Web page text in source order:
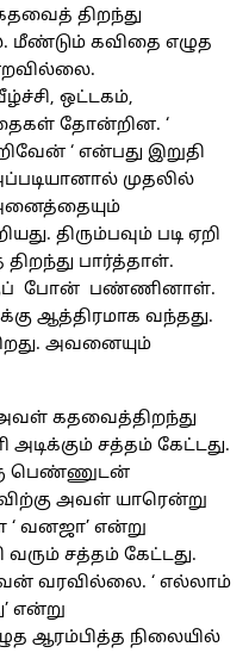
திறந்து
கவிதை எழுத
ஒட்டகம்,
தோன்றின. ‘
‘ என்பது இறுதி
முதலில்
திரும்பவும் படி ஏறி
பார்த்தாள்.
போன் பண்ணினாள்.
ஆத்திரமாக வந்தது.
அவனையும்
அவள் கதவைத்திறந்து
சத்தம் கேட்டது.
பெண்ணுடன்
அவள் யாரென்று
வனஜா’ என்று
வரும் சத்தம் கேட்டது.
வரவில்லை. ‘ எல்லாம்
என்று
ஆரம்பித்த நிலையில்